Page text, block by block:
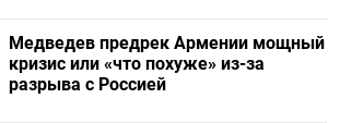
Медведев предрек Армении мощный
кризис или «что похуже» из-за
разрыва с Россией